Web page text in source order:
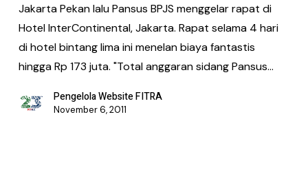
Jakarta Pekan lalu Pansus BPJS menggelar rapat di
Hotel InterContinental, Jakarta. Rapat selama 4 hari
di hotel bintang lima ini menelan biaya fantastis
hingga Rp 173 juta. "Total anggaran sidang Pansus…
Pengelola Website FITRA
November 6, 2011